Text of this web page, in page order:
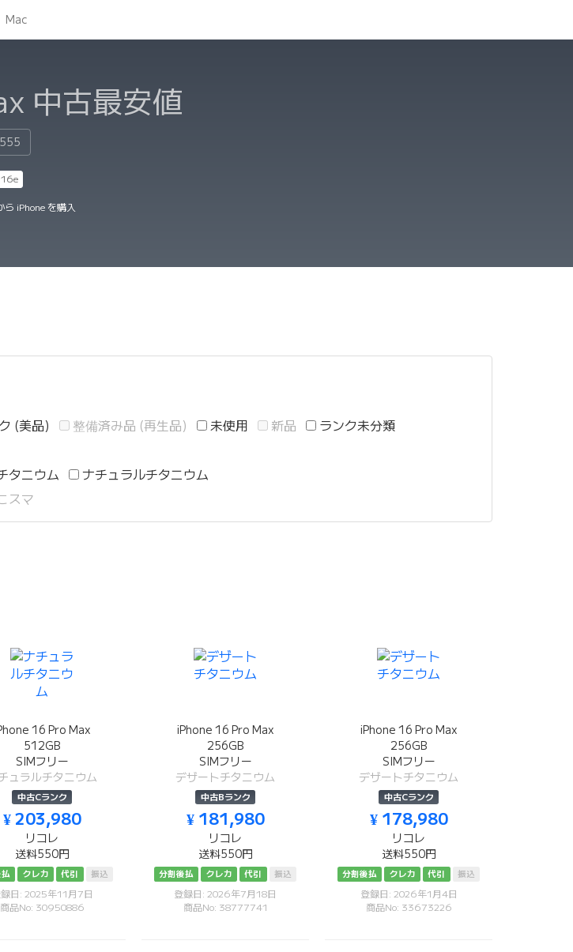
Mac
中古最安値
16e
ら iPhone を購入
(美品) 整備済み品 (再生品) 未使用 新品
ランク未分類
タニウム
ナチュラルチタニウム
スマ
16 Pro Max
512GB
SIMフリー
ュラルチタニウム
中古Cランク
¥ 203,980
リコレ
送料550円
クレカ 代引 振込
日: 2025年11月7日
商品No: 30950886
iPhone 16 Pro Max
256GB
SIMフリー
デザートチタニウム
中古Bランク
¥ 181,980
リコレ
送料550円
分割後払 クレカ 代引 振込
登録日: 2026年7月18日
商品No: 38777741
iPhone 16 Pro Max
256GB
SIMフリー
デザートチタニウム
中古Cランク
¥ 178,980
リコレ
送料550円
分割後払 クレカ 代引 振込
登録日: 2026年1月4日
商品No: 33673226